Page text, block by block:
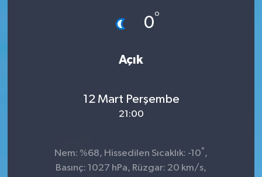
0°
Açık
12 Mart Perşembe
21:00
Nem: %68, Hissedilen Sıcaklık: -10° ,
Basınç: 1027 hPa, Rüzgar: 20 km/s,